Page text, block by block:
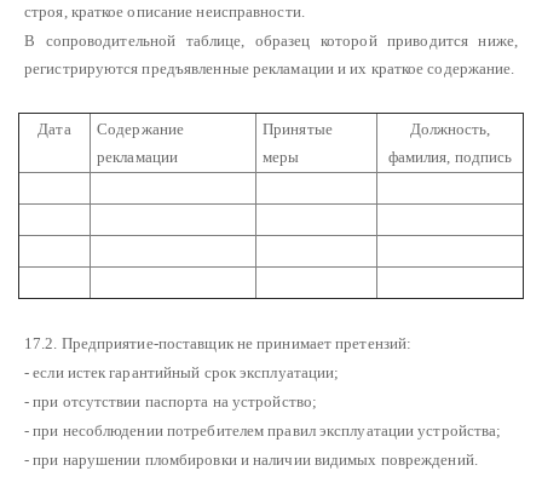
строя, краткое описание неисправности.
В сопроводительной таблице, образец которой приводится ниже,
регистрируются предъявленные рекламации и их краткое содержание.
Дата
Содержание
рекламации
Принятые
меры
Должность,
фамилия, подпись
17.2. Предприятие-поставщик не принимает претензий:
- если истек гарантийный срок эксплуатации;
- при отсутствии паспорта на устройство;
- при несоблюдении потребителем правил эксплуатации устройства;
- при нарушении пломбировки и наличии видимых повреждений.